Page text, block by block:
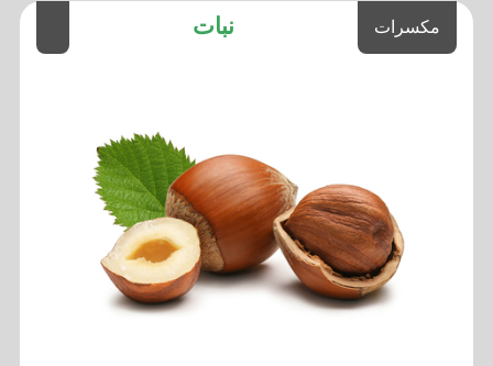
نبات مكسرات